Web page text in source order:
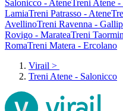
Salonicco - AteneTreni Atene -
LamiaTreni Patrasso - Atene
AvellinoTreni Ravenna -
Rovigo - MarateaTreni
RomaTreni Matera - Ercolano
Virail >
Treni Atene - Salonicco